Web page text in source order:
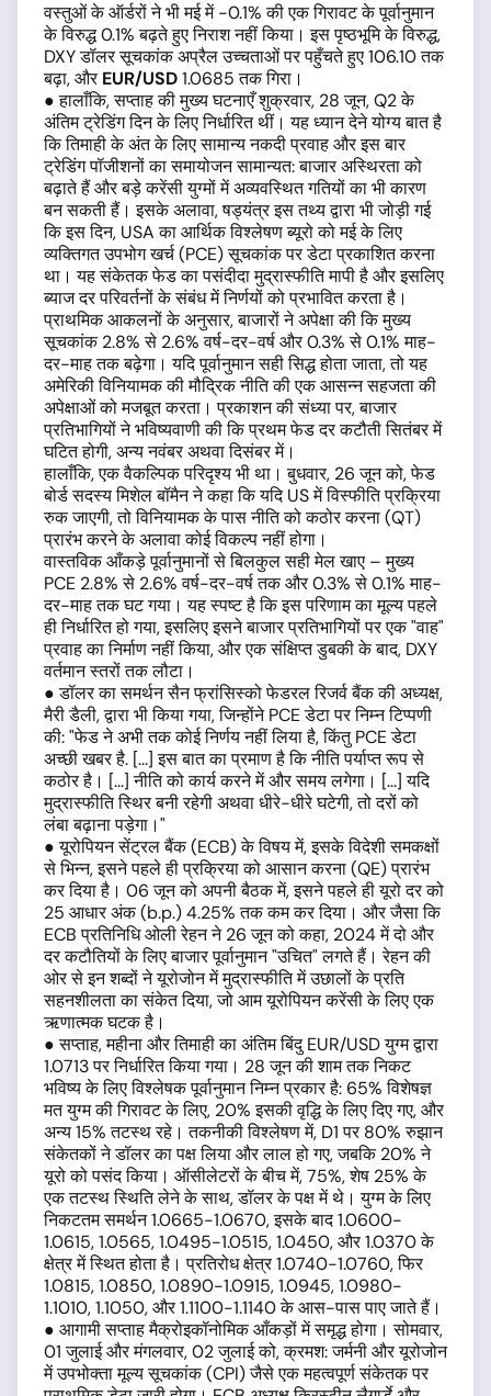
वस्तुओं के ऑर्डरों ने भी मई में -0.1% की एक गिरावट के पूर्वानुमान
के विरुद्ध 0.1% बढ़ते हुए निराश नहीं किया। इस पृष्ठभूमि के विरुद्ध,
DXY डॉलर सूचकांक अप्रैल उच्चताओं पर पहुँचते हुए 106.10 तक
बढ़ा, औरEUR/USD1.0685 तक गिरा।
● हालाँकि, सप्ताह की मुख्य घटनाएँ शुक्रवार, 28 जून, Q2 के
अंतिम ट्रेडिंग दिन के लिए निर्धारित थीं। यह ध्यान देने योग्य बात है
कि तिमाही के अंत के लिए सामान्य नकदी प्रवाह और इस बार
ट्रेडिंग पॉजीशनों का समायोजन सामान्यत: बाजार अस्थिरता को
बढ़ाते हैं और बड़े करेंसी युग्मों में अव्यवस्थित गतियों का भी कारण
बन सकती हैं। इसके अलावा, षड्यंत्र इस तथ्य द्वारा भी जोड़ी गई
कि इस दिन, USA का आर्थिक विश्लेषण ब्यूरो को मई के लिए
व्यक्तिगत उपभोग खर्च (PCE) सूचकांक पर डेटा प्रकाशित करना
था। यह संकेतक फेड का पसंदीदा मुद्रास्फीति मापी है और इसलिए
ब्याज दर परिवर्तनों के संबंध में निर्णयों को प्रभावित करता है।
प्राथमिक आकलनों के अनुसार, बाजारों ने अपेक्षा की कि मुख्य
सूचकांक 2.8% से 2.6% वर्ष-दर-वर्ष और 0.3% से 0.1% माह-
दर-माह तक बढ़ेगा। यदि पूर्वानुमान सही सिद्ध होता जाता, तो यह
अमेरिकी विनियामक की मौद्रिक नीति की एक आसन्न सहजता की
अपेक्षाओं को मजबूत करता। प्रकाशन की संध्या पर, बाजार
प्रतिभागियों ने भविष्यवाणी की कि प्रथम फेड दर कटौती सितंबर में
घटित होगी, अन्य नवंबर अथवा दिसंबर में।
हालाँकि, एक वैकल्पिक परिदृश्य भी था। बुधवार, 26 जून को, फेड
बोर्ड सदस्य मिशेल बॉमैन ने कहा कि यदि US में विस्फीति प्रक्रिया
रुक जाएगी, तो विनियामक के पास नीति को कठोर करना (QT)
प्रारंभ करने के अलावा कोई विकल्प नहीं होगा।
वास्तविक आँकड़े पूर्वानुमानों से बिलकुल सही मेल खाए – मुख्य
PCE 2.8% से 2.6% वर्ष-दर-वर्ष तक और 0.3% से 0.1% माह-
दर-माह तक घट गया। यह स्पष्ट है कि इस परिणाम का मूल्य पहले
ही निर्धारित हो गया, इसलिए इसने बाजार प्रतिभागियों पर एक "वाह"
प्रवाह का निर्माण नहीं किया, और एक संक्षिप्त डुबकी के बाद, DXY
वर्तमान स्तरों तक लौटा।
● डॉलर का समर्थन सैन फ्रांसिस्को फेडरल रिजर्व बैंक की अध्यक्ष,
मैरी डैली, द्वारा भी किया गया, जिन्होंने PCE डेटा पर निम्न टिप्पणी
की: "फेड ने अभी तक कोई निर्णय नहीं लिया है, किंतु PCE डेटा
अच्छी खबर है. [...] इस बात का प्रमाण है कि नीति पर्याप्त रूप से
कठोर है। [...] नीति को कार्य करने में और समय लगेगा। [...] यदि
मुद्रास्फीति स्थिर बनी रहेगी अथवा धीरे-धीरे घटेगी, तो दरों को
लंबा बढ़ाना पड़ेगा।"
● यूरोपियन सेंट्रल बैंक (ECB) के विषय में, इसके विदेशी समकक्षों
से भिन्न, इसने पहले ही प्रक्रिया को आसान करना (QE) प्रारंभ
कर दिया है। 06 जून को अपनी बैठक में, इसने पहले ही यूरो दर को
25 आधार अंक (b.p.) 4.25% तक कम कर दिया। और जैसा कि
ECB प्रतिनिधि ओली रेहन ने 26 जून को कहा, 2024 में दो और
दर कटौतियों के लिए बाजार पूर्वानुमान "उचित" लगते हैं। रेहन की
ओर से इन शब्दों ने यूरोजोन में मुद्रास्फीति में उछालों के प्रति
सहनशीलता का संकेत दिया, जो आम यूरोपियन करेंसी के लिए एक
ऋणात्मक घटक है।
● सप्ताह, महीना और तिमाही का अंतिम बिंदु EUR/USD युग्म द्वारा
1.0713 पर निर्धारित किया गया। 28 जून की शाम तक निकट
भविष्य के लिए विश्लेषक पूर्वानुमान निम्न प्रकार है: 65% विशेषज्ञ
मत युग्म की गिरावट के लिए, 20% इसकी वृद्धि के लिए दिए गए, और
अन्य 15% तटस्थ रहे। तकनीकी विश्लेषण में, D1 पर 80% रुझान
संकेतकों ने डॉलर का पक्ष लिया और लाल हो गए, जबकि 20% ने
यूरो को पसंद किया। ऑसीलेटरों के बीच में, 75%, शेष 25% के
एक तटस्थ स्थिति लेने के साथ, डॉलर के पक्ष में थे। युग्म के लिए
निकटतम समर्थन 1.0665-1.0670, इसके बाद 1.0600-
1.0615, 1.0565, 1.0495-1.0515, 1.0450, और 1.0370 के
क्षेत्र में स्थित होता है। प्रतिरोध क्षेत्र 1.0740-1.0760, फिर
1.0815, 1.0850, 1.0890-1.0915, 1.0945, 1.0980-
1.1010, 1.1050, और 1.1100-1.1140 के आस-पास पाए जाते हैं।
● आगामी सप्ताह मैक्रोइकॉनोमिक आँकड़ों में समृद्ध होगा। सोमवार,
01 जुलाई और मंगलवार, 02 जुलाई को, क्रमश: जर्मनी और यूरोजोन
में उपभोक्ता मूल्य सूचकांक (CPI) जैसे एक महत्वपूर्ण संकेतक पर